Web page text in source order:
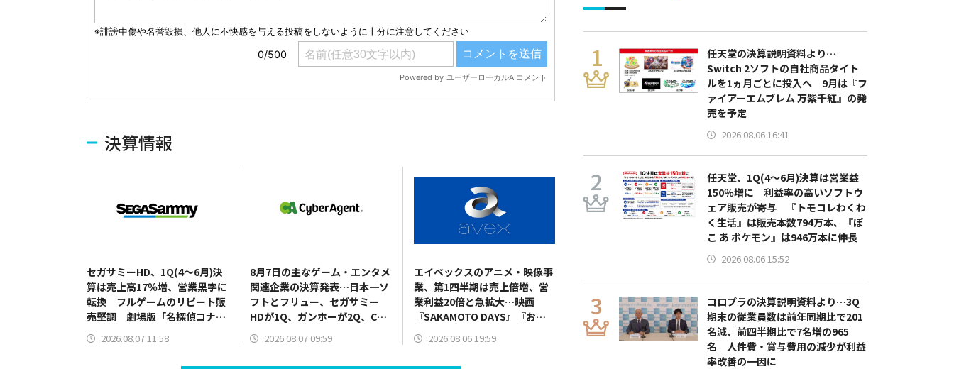
決算情報
セガサミーHD、1Q(4～6月)決
算は売上高17％増、営業黒字に
転換 フルゲームのリピート販
売堅調 劇場版「名探偵コナ
ン」最新作は興行収入136億円
に
2026.08.07 11:58
8月7日の主なゲーム・エンタメ
関連企業の決算発表…日本一ソ
フトとフリュー、セガサミー
HDが1Q、ガンホーが2Q、CA
が3Q、グリーHDが9月本決算
を発表
2026.08.07 09:59
エイベックスのアニメ・映像事
業、第1四半期は売上倍増、営
業利益20倍と急拡大…映画
『SAKAMOTO DAYS』『おそ
松さん』貢献
2026.08.06 19:59
任天堂の決算説明資料より…
Switch 2ソフトの自社商品タイト
ルを1ヵ月ごとに投入へ 9月は『フ
ァイアーエムブレム 万紫千紅』の発
売を予定
2026.08.06 16:41
任天堂、1Q(4～6月)決算は営業益
150％増に 利益率の高いソフトウ
ェア販売が寄与 『トモコレわくわ
く生活』は販売本数794万本、『ぽ
こ あ ポケモン』は946万本に伸長
2026.08.06 15:52
コロプラの決算説明資料より…3Q
期末の従業員数は前年同期比で201
名減、前四半期比で7名増の965
名 人件費・賞与費用の減少が利益
率改善の一因に